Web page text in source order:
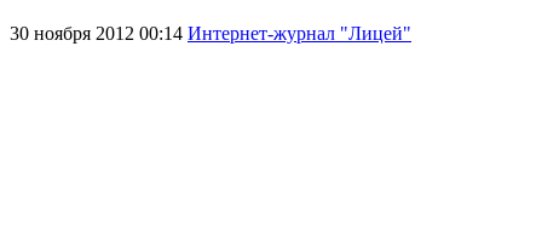
30 ноября 2012 00:14 Интернет-журнал "Лицей"